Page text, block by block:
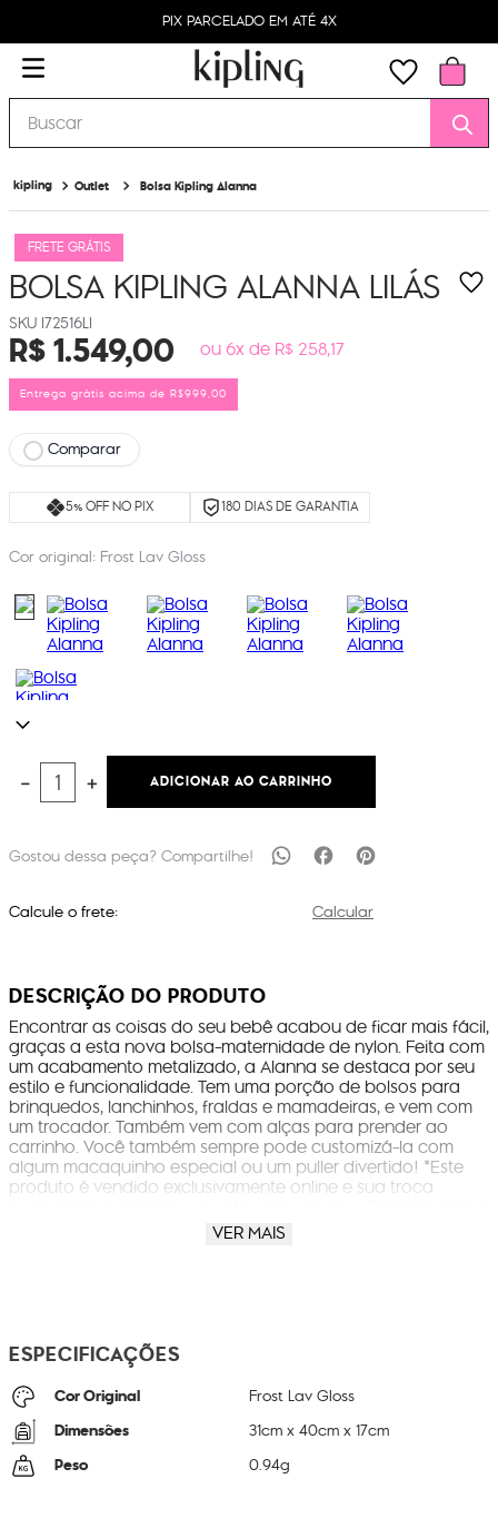
PIX PARCELADO EM ATÉ 4X
Buscar
Outlet Bolsa Kipling Alanna
FRETE GRÁTIS
BOLSA KIPLING ALANNALILÁS
I72516LI
R$1.549,00 ou 6x de R$ 258,17
Entrega grátis acima de R$999,00
Comparar
5% OFF NO PIX 180 DIAS DE GARANTIA
Cor original: Frost Lav Gloss
＋
－ ADICIONAR AO CARRINHO
Calcule o frete: Calcular
DESCRIÇÃO DO PRODUTO
Encontrar as coisas do seu bebê acabou de ficar mais fácil,
graças a esta nova bolsa-maternidade de nylon. Feita com
um acabamento metalizado, a Alanna se destaca por seu
estilo e funcionalidade. Tem uma porção de bolsos para
brinquedos, lanchinhos, fraldas e mamadeiras, e vem com
um trocador. Também vem com alças para prender ao
carrinho. Você também sempre pode customizá-la com
algum macaquinho especial ou um puller divertido! *Este
produto é vendido exclusivamente online e sua troca
ou na respectiva loja em que o produto foi retirado,
devendo o consumidor para tanto, contatar o SAC ou
VER MAIS
ESPECIFICAÇÕES
Cor Original Frost Lav Gloss
Dimensões 31cm x40cm x17cm
Peso 0.94g